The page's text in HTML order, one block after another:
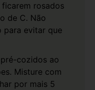
rosados
de C. Não
para evitar que
cozidos ao
Misture com
por mais 5